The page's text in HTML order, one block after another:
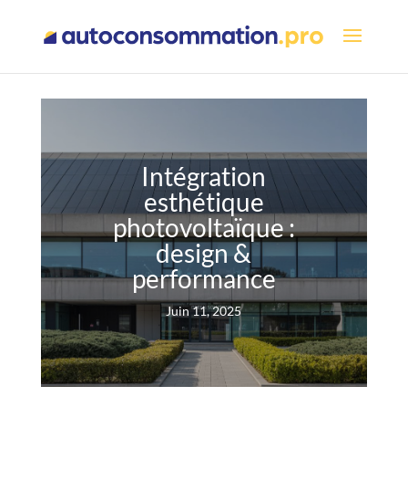
Intégration
esthétique
photovoltaïque :
design &
performance
Juin 11, 2025